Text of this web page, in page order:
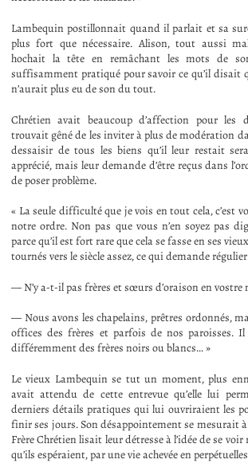
Lambequin postillonnait quand il parlait et sa
plus fort que nécessaire. Alison, tout aussi
hochait la tête en remâchant les mots de
suffisamment pratiqué pour savoir ce qu’il disait
n’aurait plus eu de son du tout.
Chrétien avait beaucoup d’affection pour les
trouvait gêné de les inviter à plus de modération
dessaisir de tous les biens qu’il leur restait
apprécié, mais leur demande d’être reçus dans
de poser problème.
« La seule difficulté que je vois en tout cela, c’est
notre ordre. Non pas que vous n’en soyez pas
parce qu’il est fort rare que cela se fasse en ses
tournés vers le siècle assez, ce qui demande
— N’y a-t-il pas frères et sœurs d’oraison en vostre
— Nous avons les chapelains, prêtres ordonnés,
offices des frères et parfois de nos paroisses.
différemment des frères noirs ou blancs… »
Le vieux Lambequin se tut un moment, plus
avait attendu de cette entrevue qu’elle lui
derniers détails pratiques qui lui ouvriraient les
finir ses jours. Son désappointement se mesurait à
Frère Chrétien lisait leur détresse à l’idée de se voir
qu’ils espéraient, par une vie achevée en